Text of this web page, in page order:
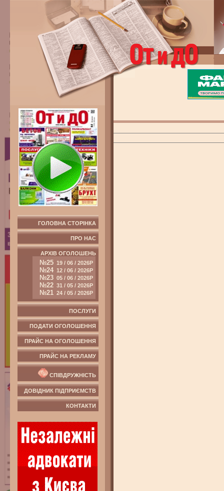
ГОЛОВНА СТОРІНКА
ПРО НАС
АРХІВ ОГОЛОШЕНЬ
№25 19 / 06 / 2026Р
№24 12 / 06 / 2026Р
№23 05 / 06 / 2026Р
№22 31 / 05 / 2026Р
№21 24 / 05 / 2026Р
ПОСЛУГИ
ПОДАТИ ОГОЛОШЕННЯ
ПРАЙС НА ОГОЛОШЕННЯ
ПРАЙС НА РЕКЛАМУ
СПІВДРУЖНІСТЬ
ДОВІДНИК ПІДПРИЄМСТВ
КОНТАКТИ